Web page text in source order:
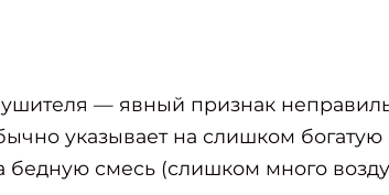
— явный признак
указывает на слишком
смесь (слишком много